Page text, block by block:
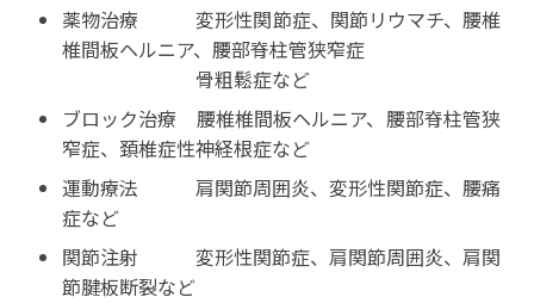
薬物治療
変形性関節症、関節リウマチ、腰椎
椎間板ヘルニア、腰部脊柱管狭窄症
骨粗鬆症など
ブロック治療 腰椎椎間板ヘルニア、腰部脊柱管狭
窄症、頚椎症性神経根症など
運動療法
肩関節周囲炎、変形性関節症、腰痛
症など
関節注射
変形性関節症、肩関節周囲炎、肩関
節腱板断裂など